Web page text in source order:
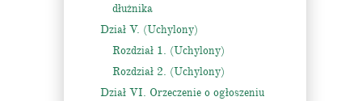
dłużnika
Dział V. (Uchylony)
Rozdział 1. (Uchylony)
Rozdział 2. (Uchylony)
Dział VI. Orzeczenie o ogłoszeniu